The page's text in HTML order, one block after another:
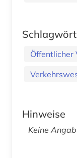
Öffentlicher
Hinweise
Keine